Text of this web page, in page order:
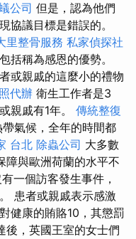
公司 但是，認為他們
協議目標是錯誤的。
里整骨服務 私家偵探社
括稱為感恩的優勢。
或親戚的這麼小的禮物
代辦 衛生工作者是3
親戚有1年。 傳統整復
氣候，全年的時間都
台北 除蟲公司 大多數
障與歐洲荷蘭的水平不
一個訪客發生事件，
患者或親戚表示感激
健康的賄賂10，其懲罰
後，英國王室的女士們